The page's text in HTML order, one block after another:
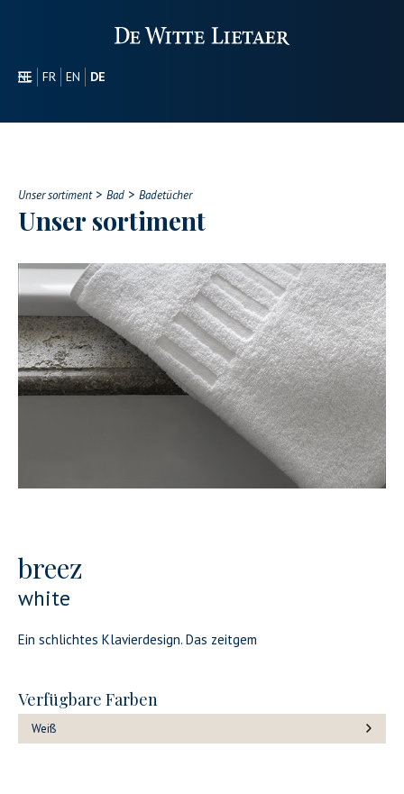
NL FR EN
DE
UNSER SORTIMENT
CONTACT
Unser sortiment> Bad > Badetücher
Unser sortiment
breez
white
Ein schlichtes Klavierdesign. Das zeitgem
Verfügbare Farben
Weiß